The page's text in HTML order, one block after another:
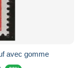
avec gomme